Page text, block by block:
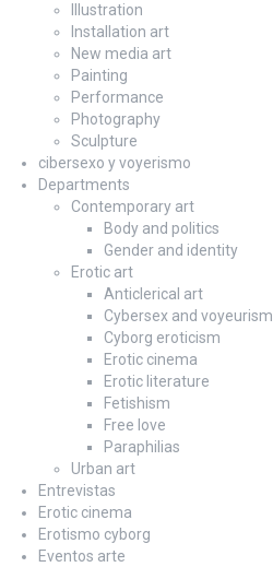
Illustration
Installation art
New media art
Painting
Performance
Photography
Sculpture
cibersexo y voyerismo
Departments
Contemporary art
Body and politics
Gender and identity
Erotic art
Anticlerical art
Cybersex and voyeurism
Cyborg eroticism
Erotic cinema
Erotic literature
Fetishism
Free love
Paraphilias
Urban art
Entrevistas
Erotic cinema
Erotismo cyborg
Eventos arte